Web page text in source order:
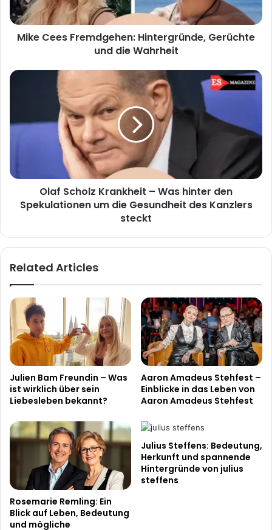
Wahrheit
Mike Cees Fremdgehen: Hintergründe, Gerüchte
und die Wahrheit
Olaf
Was
Spekulationen
um
Gesundheit
steckt
Olaf Scholz Krankheit – Was hinter den
Spekulationen um die Gesundheit des Kanzlers
steckt
Related Articles
Julien Bam Freundin – Was
ist wirklich über sein
Liebesleben bekannt?
Aaron Amadeus Stehfest –
Einblicke in das Leben von
Aaron Amadeus Stehfest
Rosemarie Remling: Ein
Blick auf Leben, Bedeutung
und mögliche
Julius Steffens: Bedeutung,
Herkunft und spannende
Hintergründe von julius
steffens